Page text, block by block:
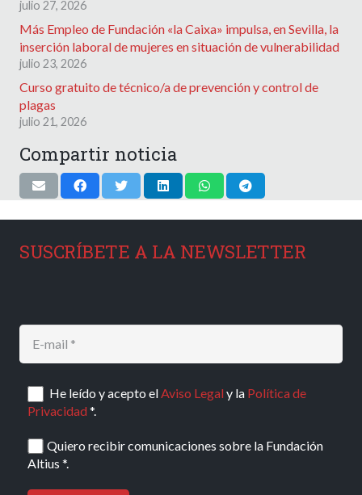
julio 27, 2026
Más Empleo de Fundación «la Caixa» impulsa, en Sevilla, la
inserción laboral de mujeres en situación de vulnerabilidad
julio 23, 2026
Curso gratuito de técnico/a de prevención y control de
plagas
julio 21, 2026
Compartir noticia
SUSCRÍBETE A LA NEWSLETTER
He leído y acepto elAviso Legaly la Política de
Privacidad*.
Quiero recibir comunicaciones sobre la Fundación
Altius *.